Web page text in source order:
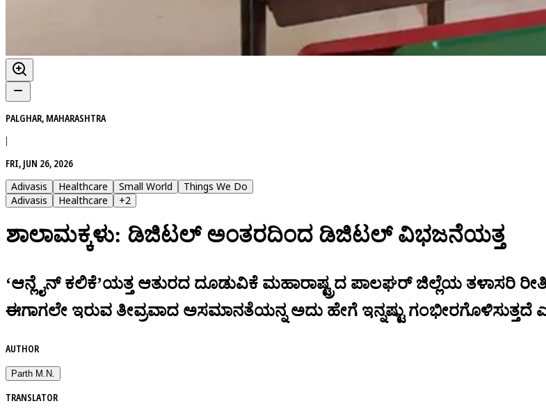
PALGHAR, MAHARASHTRA
|
FRI, JUN 26, 2026
Adivasis
Healthcare Small World
Things We Do
Adivasis
Healthcare +2
ಶಾಲಾಮಕ್ಕಳು: ಡಿಜಿಟಲ್ ಅಂತರದಿಂದ ಡಿಜಿಟಲ್ ವಿಭಜನೆಯತ್ತ
‘ಆನ್ಲೈನ್ ಕಲಿಕೆ’ಯತ್ತ ಆತುರದ ದೂಡುವಿಕೆ ಮಹಾರಾಷ್ಟ್ರದ ಪಾಲಘರ್ ಜಿಲ್ಲೆಯ ತಳಾಸರಿ
ಈಗಾಗಲೇ ಇರುವ ತೀವ್ರವಾದ ಅಸಮಾನತೆಯನ್ನ ಅದು ಹೇಗೆ ಇನ್ನಷ್ಟು ಗಂಭೀರಗೊಳಿಸುತ್ತದೆ
AUTHOR
Parth M.N.
TRANSLATOR